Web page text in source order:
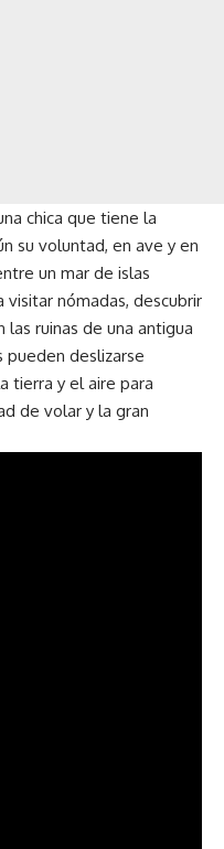
chica que tiene la
su voluntad, en ave y en
un mar de islas
nómadas, descubrir
ruinas de una antigua
pueden deslizarse
tierra y el aire para
de volar y la gran